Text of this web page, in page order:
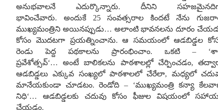
అనుభవాలనే ఎదుర్కొన్నారు. దీనిని
భావించేవారు. అందుకే 25సంవత్సరాల కిందటే నేను
ముఖ్యమంత్రిని అయినప్పుడు… అలాంటి భావనలను దూరం
కోసం మొదటగా ప్రయత్నించాను.ఆ సమయంలో ఆడబిడ్డల
రెండు పెద్ద పథకాలను ప్రారంభించాం. ఒకటి – ‘
ప్రవేశోత్సవ్‘…అంటే బాలికలను పాఠశాలల్లో చేర్పించడం,
ఆడబిడ్డలు ఎక్కువ సంఖ్యలో పాఠశాలలో చేరేలా, మధ్యలో
మానేయకుండా చూడటం.రెండోది – ‘ముఖ్యమంత్రి కన్యా
నిధి‘… ఆడబిడ్డలకు చదువు కోసం ఫీజుల విషయంలో
చేయడం.